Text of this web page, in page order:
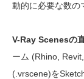
動的に必要な数の
V-Ray Scenesの
ーム (Rhino,
(.vrscene)を